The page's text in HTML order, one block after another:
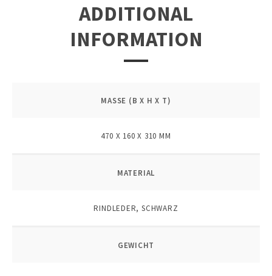
ADDITIONAL
INFORMATION
MASSE (B X H X T)
470 X 160 X 310 MM
MATERIAL
RINDLEDER, SCHWARZ
GEWICHT